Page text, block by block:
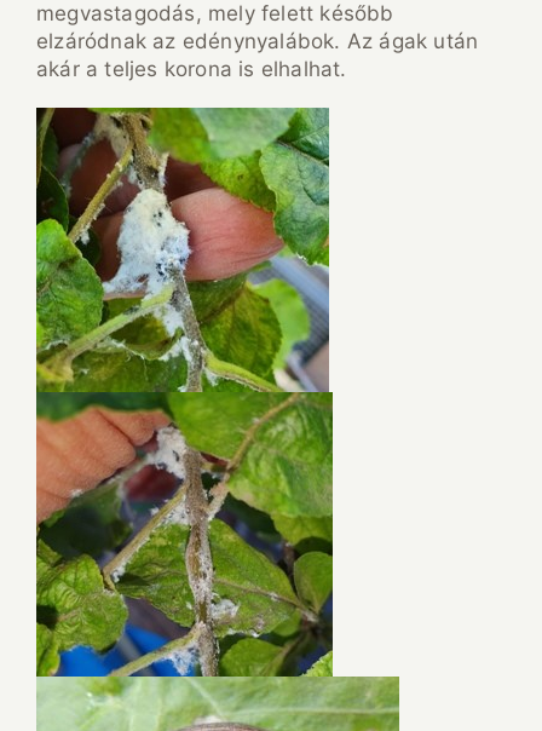
megvastagodás, mely felett később
elzáródnak az edénynyalábok. Az ágak után
akár a teljes korona is elhalhat.